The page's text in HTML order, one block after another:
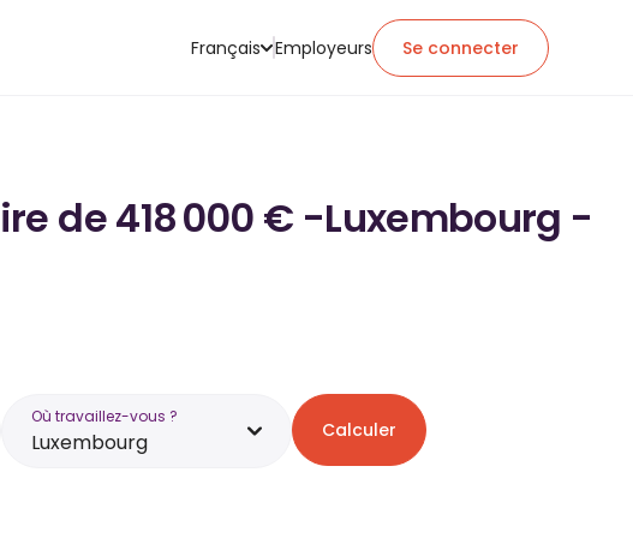
Français Employeurs Se connecter
de 418 000 € -Luxembourg -
Où travaillez-vous ?
Luxembourg Calculer